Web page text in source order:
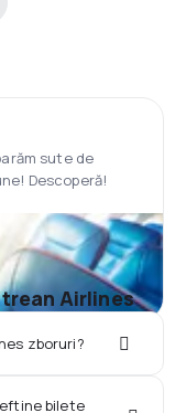
sute de
Descoperă!
Airlines
zboruri?
bilete